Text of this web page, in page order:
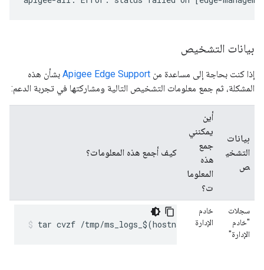
بيانات التشخيص
إذا كنت بحاجة إلى مساعدة من Apigee Edge Support بشأن هذه
المشكلة، ثم جمع معلومات التشخيص التالية ومشاركتها في تجربة الدعم:
بيانات
التشخي
ص
أين
يمكنني
جمع
هذه
المعلوما
ت؟
كيف أجمع هذه المعلومات؟
سجلات
"خادم
الإدارة"
خادم
الإدارة
tar cvzf /tmp/ms_logs_$(hostname)_$(date